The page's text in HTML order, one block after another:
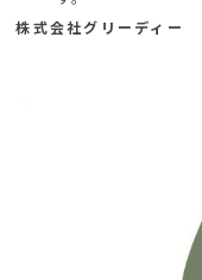
株式会社グリーディー